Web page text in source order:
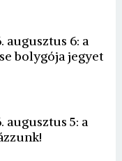
augusztus 6: a
bolygója jegyet
augusztus 5: a